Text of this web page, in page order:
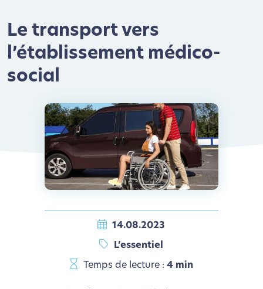
Le transport vers
l’établissement médico-
social
14.08.2023
L’essentiel
Temps de lecture : 4 min